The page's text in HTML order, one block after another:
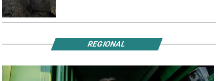
REGIONAL